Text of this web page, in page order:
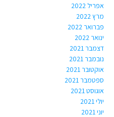
אפריל 2022
מרץ 2022
פברואר 2022
ינואר 2022
דצמבר 2021
נובמבר 2021
אוקטובר 2021
ספטמבר 2021
אוגוסט 2021
יולי 2021
יוני 2021